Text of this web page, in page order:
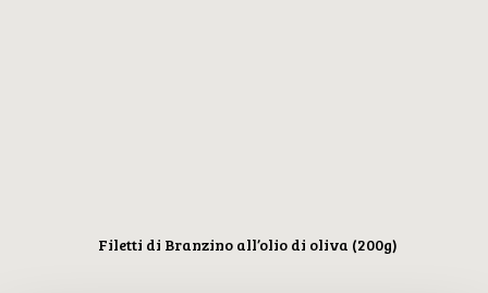
Filetti di Branzino all’olio di oliva (200g)